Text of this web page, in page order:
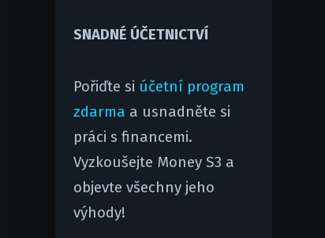
SNADNÉ ÚČETNICTVÍ
Pořiďte si účetní program
zdarma a usnadněte si
práci s financemi.
Vyzkoušejte Money S3 a
objevte všechny jeho
výhody!